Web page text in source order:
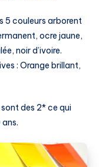
5 couleurs arborent
ocre jaune,
noir d’ivoire.
: Orange brillant,
des 2* ce qui